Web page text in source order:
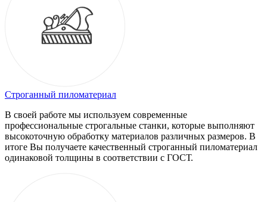
Строганный пиломатериал
В своей работе мы используем современные
профессиональные строгальные станки, которые выполняют
высокоточную обработку материалов различных размеров. В
итоге Вы получаете качественный строганный пиломатериал
одинаковой толщины в соответствии с ГОСТ.